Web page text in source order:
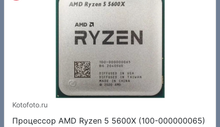
Kotofoto.ru
Процессор AMD Ryzen 5 5600X (100-000000065)